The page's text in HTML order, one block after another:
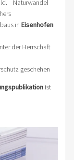
Naturwandel
in Eisenhofen
der Herrschaft
geschehen
ist